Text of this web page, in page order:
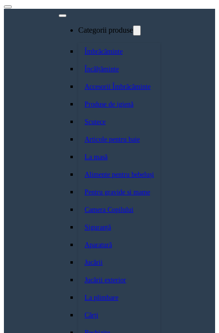
Categorii produse
Îmbrăcăminte
Încălțăminte
Accesorii Îmbrăcăminte
Produse de igienă
Scutece
Articole pentru baie
La masă
Alimente pentru bebeluși
Pentru gravide si mame
Camera Copilului
Siguranță
Aparatură
Jucării
Jucării exterior
La plimbare
Cărți